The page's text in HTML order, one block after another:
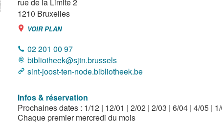
1210 Bruxelles
VOIR PLAN
02 201 00 97
bibliotheek@sjtn.brussels
sint-joost-ten-node.bibliotheek.be
Infos & réservation
Prochaines dates : 1/12 | 12/01 | 2/02 | 2/03 | 6/04 | 4/05 |
Chaque premier mercredi du mois